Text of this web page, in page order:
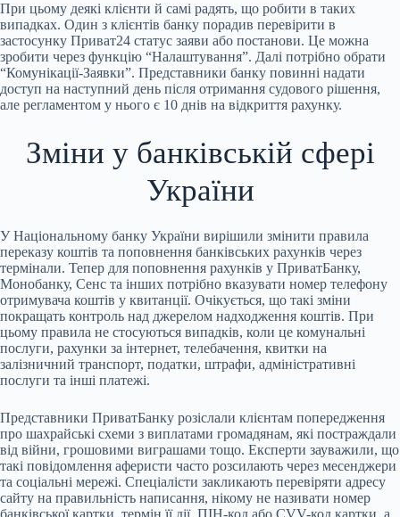
При цьому деякі клієнти й самі радять, що робити в таких
випадках. Один з клієнтів банку порадив перевірити в
застосунку Приват24 статус заяви або постанови. Це можна
зробити через функцію “Налаштування”. Далі потрібно обрати
“Комунікації-Заявки”. Представники банку повинні надати
доступ на наступний день після отримання судового рішення,
але регламентом у нього є 10 днів на відкриття рахунку.
Зміни у банківській сфері
України
У Національному банку України вирішили змінити правила
переказу коштів та поповнення банківських рахунків через
термінали. Тепер для поповнення рахунків у ПриватБанку,
Монобанку, Сенс та інших потрібно вказувати номер телефону
отримувача коштів у квитанції. Очікується, що такі зміни
покращать контроль над джерелом надходження коштів. При
цьому правила не стосуються випадків, коли це комунальні
послуги, рахунки за інтернет, телебачення, квитки на
залізничний транспорт, податки, штрафи, адміністративні
послуги та інші платежі.
Представники ПриватБанку розіслали клієнтам попередження
про шахрайські схеми з виплатами громадянам, які постраждали
від війни, грошовими виграшами тощо. Експерти зауважили, що
такі повідомлення аферисти часто розсилають через месенджери
та соціальні мережі. Спеціалісти закликають перевіряти адресу
сайту на правильність написання, нікому не називати номер
банківської картки, термін її дії, ПІН-код або CVV-код картки, а